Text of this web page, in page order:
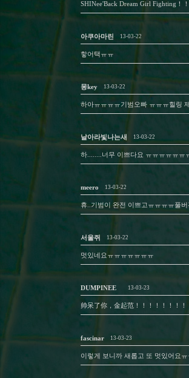
SHINee'Back Dream Girl Fighting！！
아쿠아마린 13-03-22
핳어택ㅠㅠ
몽key 13-03-22
하아ㅠㅠㅠㅠ기범오빠 ㅠㅠㅠ힐링
날아라빛나는새 13-03-22
하........너무 이쁘다요 ㅠㅠㅠㅠㅠㅠ
meero 13-03-22
휴..기범이 완전 이쁘고ㅠㅠㅠㅠ풀
서울쥐 13-03-22
멋있네요ㅠㅠㅠㅠㅠㅠㅠ
DUMPINEE 13-03-23
帅呆了你，金起范！！！！！！！！
fascinar 13-03-23
이렇게 보니까 새롭고 또 멋있어요ㅠ